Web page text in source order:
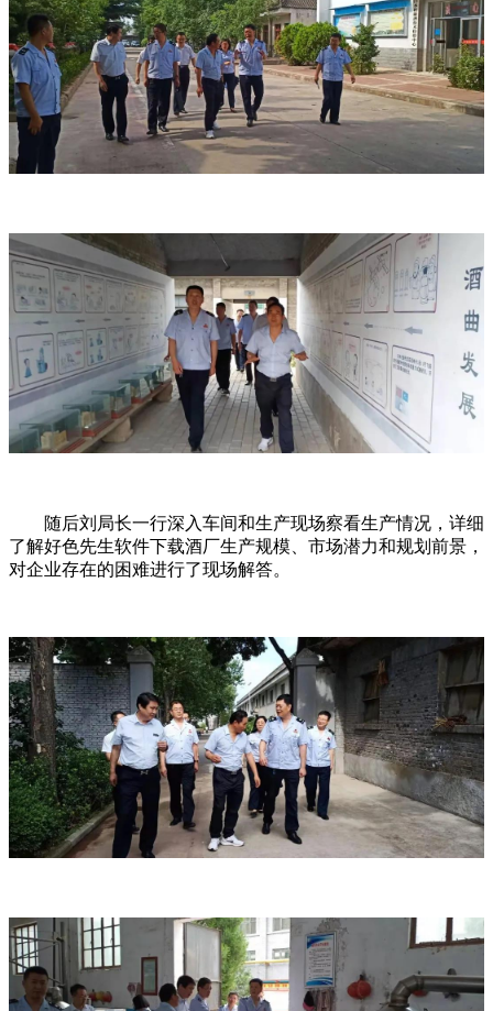
随后刘局长一行深入车间和生产现场察看生产情况，详细
了解好色先生软件下载酒厂生产规模、市场潜力和规划前景，
对企业存在的困难进行了现场解答。